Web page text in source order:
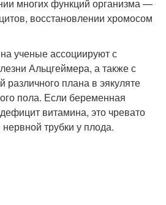
многих функций организма —
восстановлении хромосом
ученые ассоциируют с
Альцгеймера, а также с
плана в эякуляте
пола. Если беременная
витамина, это чревато
трубки у плода.